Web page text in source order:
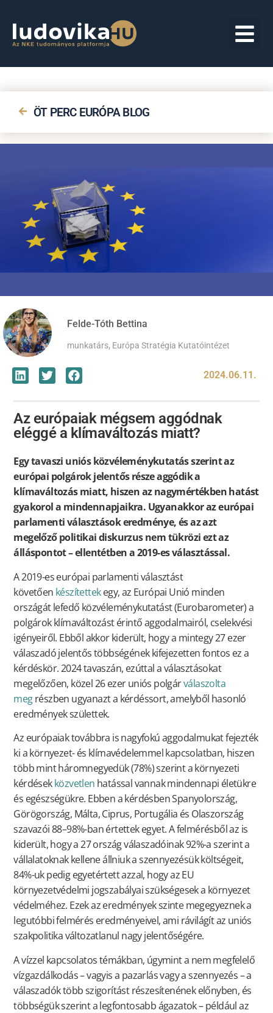
ÖT PERC EURÓPA BLOG
Felde-Tóth Bettina
munkatárs, Európa Stratégia Kutatóintézet
2024.06.11.
Az európaiak mégsem aggódnak
eléggé a klímaváltozás miatt?
Egy tavaszi uniós közvéleménykutatás szerint az
európai polgárok jelentős része aggódik a
klímaváltozás miatt, hiszen az nagymértékben hatást
gyakorol a mindennapjaikra. Ugyanakkor az európai
parlamenti választások eredménye, és az azt
megelőző politikai diskurzus nem tükrözi ezt az
álláspontot – ellentétben a 2019-es választással.
A 2019-es európai parlamenti választást
követően készítettekegy, az Európai Unió minden
országát lefedő közvéleménykutatást (Eurobarometer) a
polgárok klímaváltozást érintő aggodalmairól, cselekvési
igényeiről. Ebből akkor kiderült, hogy a mintegy 27 ezer
válaszadó jelentős többségének kifejezetten fontos ez a
kérdéskör. 2024 tavaszán, ezúttal a választásokat
megelőzően, közel 26 ezer uniós polgárválaszolta
megrészben ugyanazt a kérdéssort, amelyből hasonló
eredmények születtek.
Az európaiak továbbra is nagyfokú aggodalmukat fejezték
ki a környezet- és klímavédelemmel kapcsolatban, hiszen
több mint háromnegyedük (78%) szerint a környezeti
kérdésekközvetlen hatással vannak mindennapi életükre
és egészségükre. Ebben a kérdésben Spanyolország,
Görögország, Málta, Ciprus, Portugália és Olaszország
szavazói 88–98%-ban értettek egyet. A felmérésből az is
kiderült, hogy a 27 ország válaszadóinak 92%-a szerint a
vállalatoknak kellene állniuk a szennyezésük költségeit,
84%-uk pedig egyetértett azzal, hogy az EU
környezetvédelmi jogszabályai szükségesek a környezet
védelméhez. Ezek az eredmények szinte megegyeznek a
legutóbbi felmérés eredményeivel, ami rávilágít az uniós
szakpolitika változatlanul nagy jelentőségére.
A vízzel kapcsolatos témákban, úgymint a nem megfelelő
vízgazdálkodás – vagyis a pazarlás vagy a szennyezés – a
válaszadók több szigorítást részesítenének előnyben, és
többségük szerint a legfontosabb ágazatok – például az